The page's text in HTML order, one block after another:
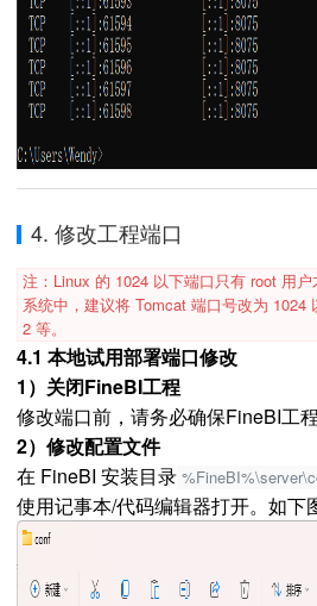
4. 修改工程端口
注：Linux 的 1024 以下端口只有 root 用
系统中，建议将 Tomcat 端口号改为 1024
2 等。
4.1 本地试用部署端口修改
1）关闭FineBI工程
修改端口前，请务必确保FineBI工程
2）修改配置文件
在 FineBI 安装目录
使用记事本/代码编辑器打开。如下